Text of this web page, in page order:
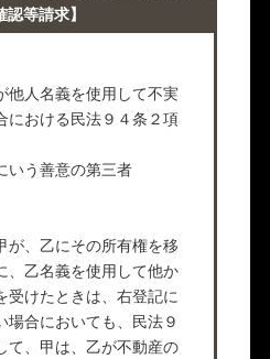
認等請求】
他人名義を使用して不実
における民法９４条２項
いう善意の第三者
が、乙にその所有権を移
、乙名義を使用して他か
受けたときは、右登記に
場合においても、民法９
て、甲は、乙が不動産の